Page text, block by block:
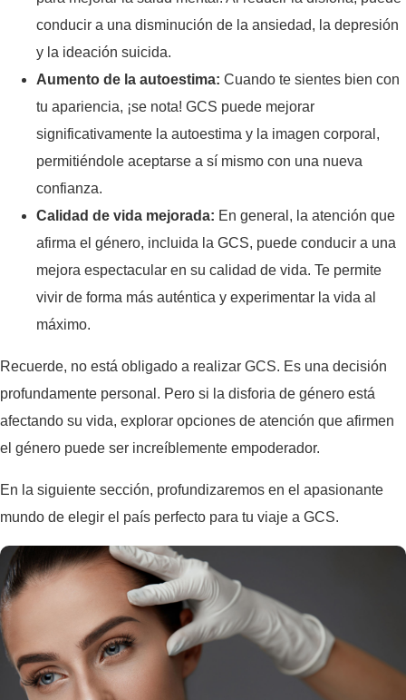
conducir a una disminución de la ansiedad, la depresión
y la ideación suicida.
Aumento de la autoestima: Cuando te sientes bien con
tu apariencia, ¡se nota! GCS puede mejorar
significativamente la autoestima y la imagen corporal,
permitiéndole aceptarse a sí mismo con una nueva
confianza.
Calidad de vida mejorada: En general, la atención que
afirma el género, incluida la GCS, puede conducir a una
mejora espectacular en su calidad de vida. Te permite
vivir de forma más auténtica y experimentar la vida al
máximo.
Recuerde, no está obligado a realizar GCS. Es una decisión
profundamente personal. Pero si la disforia de género está
afectando su vida, explorar opciones de atención que afirmen
el género puede ser increíblemente empoderador.
En la siguiente sección, profundizaremos en el apasionante
mundo de elegir el país perfecto para tu viaje a GCS.